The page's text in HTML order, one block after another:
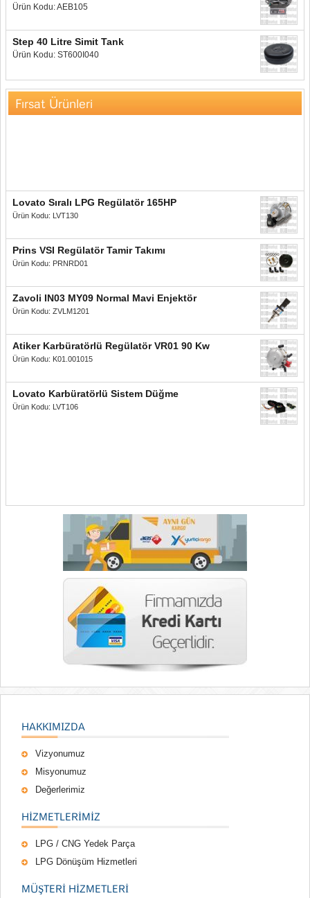
Ürün Kodu: AEB105
Step 40 Litre Simit Tank
Ürün Kodu: ST600I040
Fırsat Ürünleri
Lovato Sıralı LPG Regülatör 165HP
Ürün Kodu: LVT130
Prins VSI Regülatör Tamir Takımı
Ürün Kodu: PRNRD01
Zavoli IN03 MY09 Normal Mavi Enjektör
Ürün Kodu: ZVLM1201
Atiker Karbüratörlü Regülatör VR01 90 Kw
Ürün Kodu: K01.001015
Lovato Karbüratörlü Sistem Düğme
Ürün Kodu: LVT106
HAKKIMIZDA
Vizyonumuz
Misyonumuz
Değerlerimiz
HIZMETLERIMIZ
LPG / CNG Yedek Parça
LPG Dönüşüm Hizmetleri
MÜŞTERI HIZMETLERI